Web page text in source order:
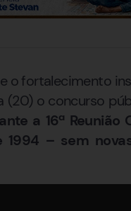
o fortalecimento
(20) o concurso
a 16ª Reunião
– sem